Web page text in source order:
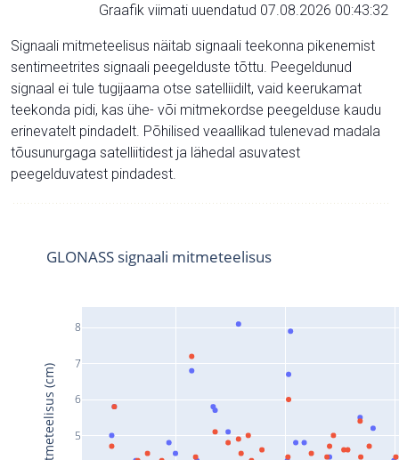
Graafik viimati uuendatud 07.08.2026 00:43:32
Signaali mitmeteelisus näitab signaali teekonna pikenemist
sentimeetrites signaali peegelduste tõttu. Peegeldunud
signaal ei tule tugijaama otse satelliidilt, vaid keerukamat
teekonda pidi, kas ühe- või mitmekordse peegelduse kaudu
erinevatelt pindadelt. Põhilised veaallikad tulenevad madala
tõusunurgaga satelliitidest ja lähedal asuvatest
peegelduvatest pindadest.
5
6
7
8
GLONASS signaali mitmeteelisus